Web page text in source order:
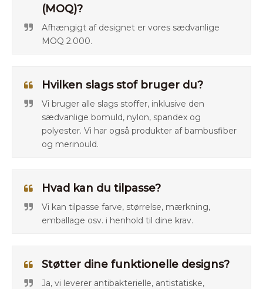
(MOQ)?
Afhængigt af designet er vores sædvanlige
MOQ 2.000.
Hvilken slags stof bruger du?
Vi bruger alle slags stoffer, inklusive den
sædvanlige bomuld, nylon, spandex og
polyester. Vi har også produkter af bambusfiber
og merinould.
Hvad kan du tilpasse?
Vi kan tilpasse farve, størrelse, mærkning,
emballage osv. i henhold til dine krav.
Støtter dine funktionelle designs?
Ja, vi leverer antibakterielle, antistatiske,